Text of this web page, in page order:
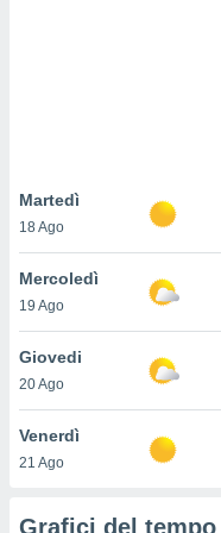
per
utilizzati
il
o
Martedì
18 Ago
Mercoledì
19 Ago
Giovedi
20 Ago
Venerdì
21 Ago
Grafici del tempo